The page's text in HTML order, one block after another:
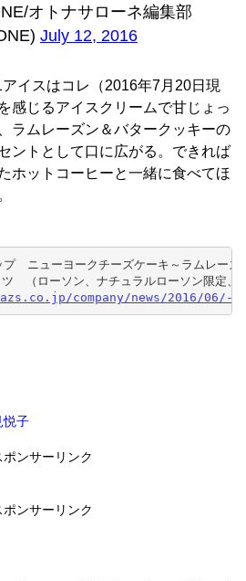
オトナサローネ編集部
July 12, 2016
イスはコレ（2016年7月20日現
じるアイスクリームで甘じょっ
ラムレーズン＆バタークッキーの
ントとして口に広がる。できれば
ホットコーヒーと一緒に食べてほ
　ニューヨークチーズケーキ～ラムレーズ
悦子
ポンサーリンク
ポンサーリンク